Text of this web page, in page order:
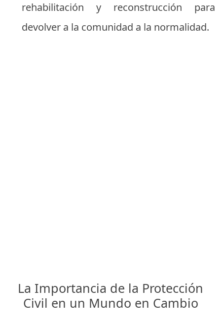
rehabilitación y reconstrucción para
devolver a la comunidad a la normalidad.
La Importancia de la Protección
Civil en un Mundo en Cambio